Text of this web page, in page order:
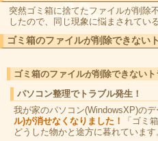
突然ゴミ箱に捨てたファイルが削除
したので、同じ現象に悩まされてい
ゴミ箱のファイルが削除できない
ゴミ箱のファイルが削除できない
パソコン整理でトラブル発生！
我が家のパソコン(WindowsXP)のデ
ル)が消せなくなりました！
「ゴミ
どうした物かと途方に暮れています